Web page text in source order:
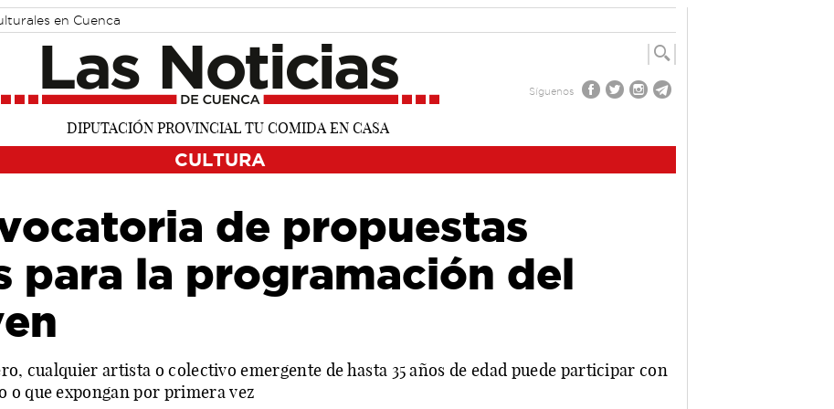
en Cuenca
Síguenos
CULTURA
de propuestas
para la programación del
cualquier artista o colectivo emergente de hasta 35 años de edad puede participar con
que expongan por primera vez